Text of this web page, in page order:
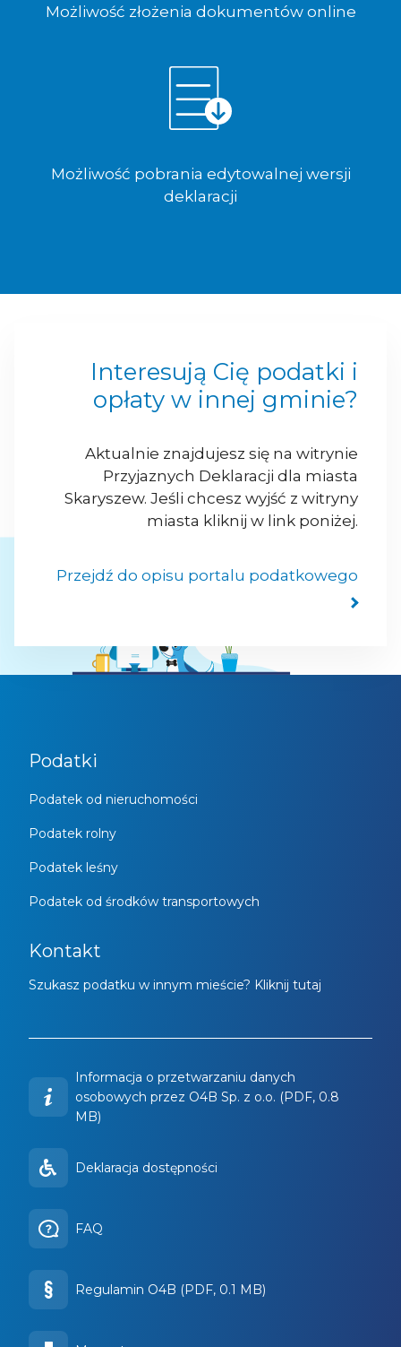
Możliwość złożenia dokumentów online
Możliwość pobrania edytowalnej wersji
deklaracji
Interesują Cię podatki i
opłaty w innej gminie?
Aktualnie znajdujesz się na witrynie
Przyjaznych Deklaracji dla miasta
Skaryszew. Jeśli chcesz wyjść z witryny
miasta kliknij w link poniżej.
Przejdź do opisu portalu podatkowego
Podatki
Podatek od nieruchomości
Podatek rolny
Podatek leśny
Podatek od środków transportowych
Kontakt
Szukasz podatku w innym mieście? Kliknij tutaj
Informacja o przetwarzaniu danych
osobowych przez O4B Sp. z o.o. (PDF, 0.8
MB)
Deklaracja dostępności
FAQ
Regulamin O4B (PDF, 0.1 MB)